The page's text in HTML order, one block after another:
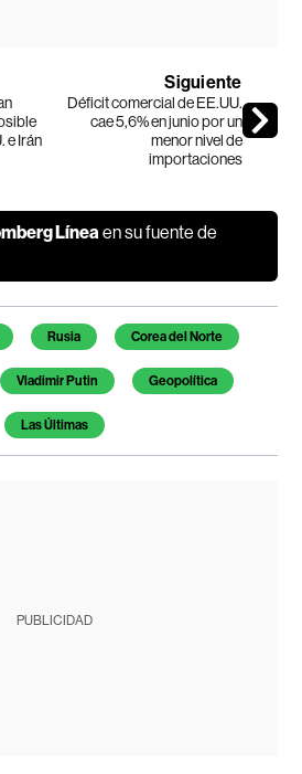
e Irán
Siguiente
Déficit comercial de EE.UU.
cae 5,6% en junio por un
menor nivel de
importaciones
Línea en su fuente de
Rusia Corea del Norte
Vladimir Putin Geopolítica
Las Últimas
PUBLICIDAD